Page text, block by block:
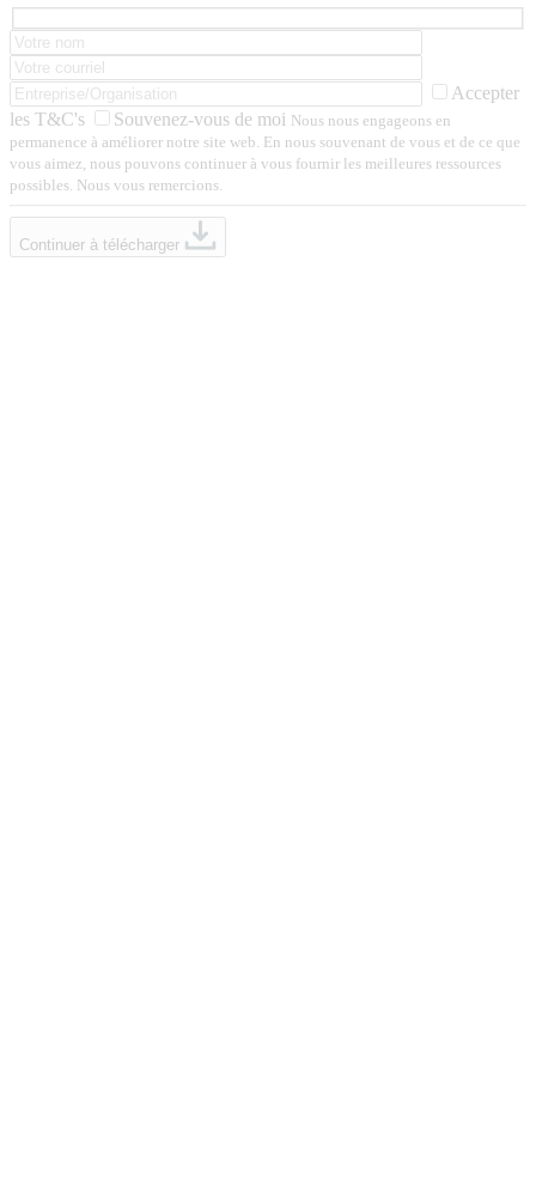
Accepter
les T&C's
Souvenez-vous de moi Nous nous engageons en
permanence à améliorer notre site web. En nous souvenant de vous et de ce que
vous aimez, nous pouvons continuer à vous fournir les meilleures ressources
possibles. Nous vous remercions.
Continuer à télécharger